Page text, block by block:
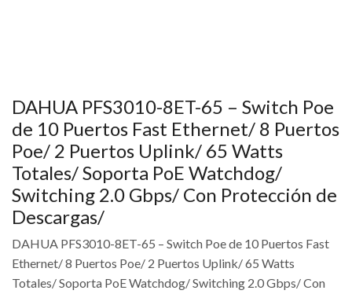
DAHUA PFS3010-8ET-65 – Switch Poe
de 10 Puertos Fast Ethernet/ 8 Puertos
Poe/ 2 Puertos Uplink/ 65 Watts
Totales/ Soporta PoE Watchdog/
Switching 2.0 Gbps/ Con Protección de
Descargas/
DAHUA PFS3010-8ET-65 – Switch Poe de 10 Puertos Fast
Ethernet/ 8 Puertos Poe/ 2 Puertos Uplink/ 65 Watts
Totales/ Soporta PoE Watchdog/ Switching 2.0 Gbps/ Con